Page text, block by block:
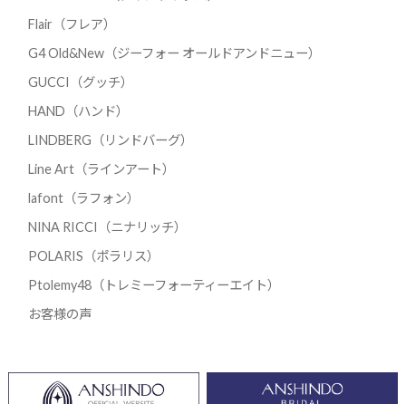
Flair（フレア）
G4 Old&New（ジーフォー オールドアンドニュー）
GUCCI（グッチ）
HAND（ハンド）
LINDBERG（リンドバーグ）
Line Art（ラインアート）
lafont（ラフォン）
NINA RICCI（ニナリッチ）
POLARIS（ポラリス）
Ptolemy48（トレミーフォーティーエイト）
お客様の声